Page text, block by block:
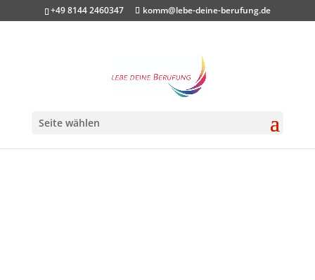
+49 8144 2460347 komm@lebe-deine-berufung.de
Seite wählen